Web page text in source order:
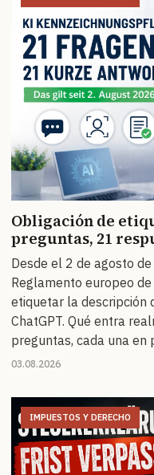
Obligación de
preguntas, 21
Desde el 2 de agosto
Reglamento europeo
etiquetar la descripción
ChatGPT. Qué entra
preguntas, cada una en
03.08.2026
IMPUESTOS Y DERECHO